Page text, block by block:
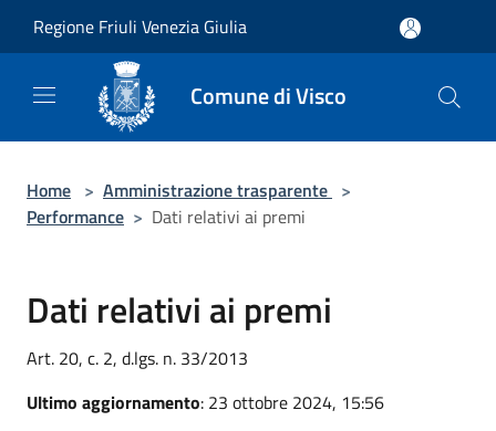
Regione Friuli Venezia Giulia
Comune di Visco
Home > Amministrazione trasparente >
Performance > Dati relativi ai premi
Dati relativi ai premi
Art. 20, c. 2, d.lgs. n. 33/2013
Ultimo aggiornamento: 23 ottobre 2024, 15:56